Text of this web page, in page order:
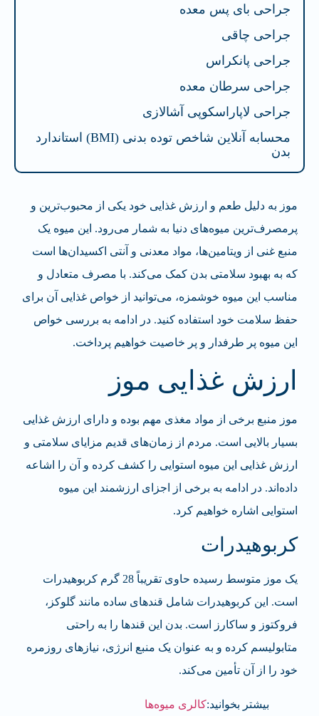
موز به دلیل طعم و ارزش غذایی خود یکی از محبوب‌ترین و
پرمصرف‌ترین میوه‌های دنیا به شمار می‌رود. این میوه یک
منبع غنی از ویتامین‌ها، مواد معدنی و آنتی اکسیدان‌ها است
که به بهبود سلامتی بدن کمک می‌کند. با مصرف متعادل و
مناسب این میوه خوشمزه، می‌توانید از خواص غذایی آن برای
حفظ سلامت خود استفاده کنید. در ادامه به بررسی خواص
این میوه پر طرفدار و پر خاصیت خواهیم پرداخت.
ارزش غذایی موز
موز منبع برخی از مواد مغذی مهم بوده و دارای ارزش غذایی
بسیار بالایی است. مردم از زمان‌های قدیم مزایای سلامتی و
ارزش غذایی این میوه استوایی را کشف کرده و آن را اشاعه
داده‌اند. در ادامه به برخی از اجزای ارزشمند این میوه
استوایی اشاره خواهیم کرد.
کربوهیدرات
یک موز متوسط رسیده حاوی تقریباً 28 گرم کربوهیدرات
است. این کربوهیدرات شامل قندهای ساده مانند گلوکز،
فروکتوز و ساکارز است. بدن این قندها را به راحتی
متابولیسم کرده و به عنوان یک منبع انرژی، نیازهای روزمره
خود را از آن تأمین می‌کند.
بیشتر بخوانید:کالری میوه‌ها
جراحی بای پس معده
جراحی چاقی
جراحی پانکراس
جراحی سرطان معده
جراحی لاپاراسکوپی آشالازی
محسابه آنلاین شاخص توده بدنی (BMI) استاندارد
بدن